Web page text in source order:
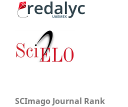
SCImago Journal Rank